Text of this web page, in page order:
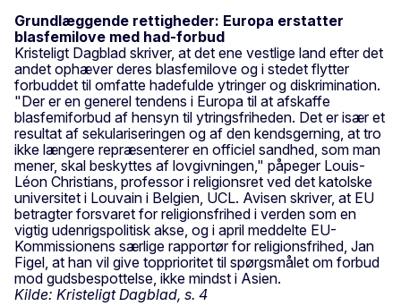
Grundlæggende rettigheder: Europa erstatter
blasfemilove med had-forbud
Kristeligt Dagblad skriver, at det ene vestlige land efter det
andet ophæver deres blasfemilove og i stedet flytter
forbuddet til omfatte hadefulde ytringer og diskrimination.
"Der er en generel tendens i Europa til at afskaffe
blasfemiforbud af hensyn til ytringsfriheden. Det er især et
resultat af sekulariseringen og af den kendsgerning, at tro
ikke længere repræsenterer en officiel sandhed, som man
mener, skal beskyttes af lovgivningen," påpeger Louis-
Léon Christians, professor i religionsret ved det katolske
universitet i Louvain i Belgien, UCL. Avisen skriver, at EU
betragter forsvaret for religionsfrihed i verden som en
vigtig udenrigspolitisk akse, og i april meddelte EU-
Kommissionens særlige rapportør for religionsfrihed, Jan
Figel, at han vil give topprioritet til spørgsmålet om forbud
mod gudsbespottelse, ikke mindst i Asien.
Kilde: Kristeligt Dagblad, s. 4